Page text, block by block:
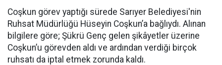
Coşkun görev yaptığı sürede Sarıyer Belediyesi'nin
Ruhsat Müdürlüğü Hüseyin Coşkun’a bağlıydı. Alınan
bilgilere göre; Şükrü Genç gelen şikâyetler üzerine
Coşkun’u görevden aldı ve ardından verdiği birçok
ruhsatı da iptal etmek zorunda kaldı.